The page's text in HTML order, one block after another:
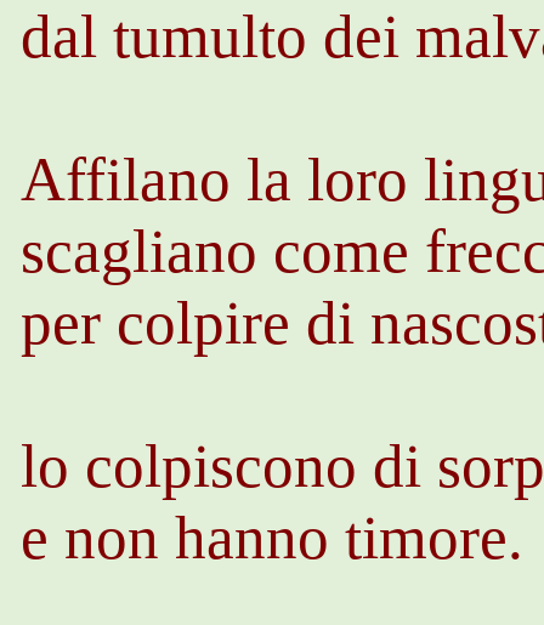
dal tumulto dei
Affilano la loro
scagliano come
per colpire di
lo colpiscono di
e non hanno timore.